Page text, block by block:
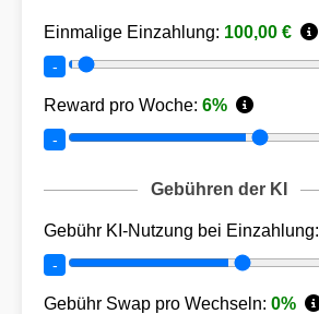
Einmalige Einzahlung: 100,00 €
-
Reward pro Woche: 6%
-
Gebühren der KI
Gebühr KI-Nutzung bei Einzahlung:
-
Gebühr Swap pro Wechseln: 0%